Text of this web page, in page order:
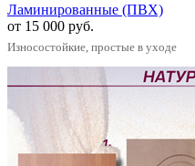
Ламинированные (ПВХ)
от 15 000 руб.
Износостойкие, простые в уходе